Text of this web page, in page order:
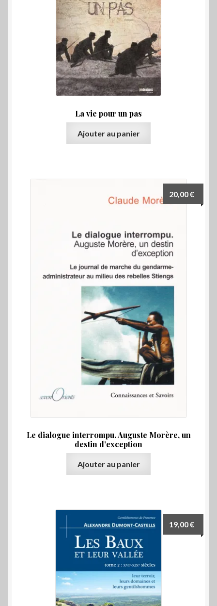
La vie pour un pas
Ajouter au panier
Le dialogue interrompu. Auguste Morère, un
destin d’exception
20,00€
Ajouter au panier
19,00€